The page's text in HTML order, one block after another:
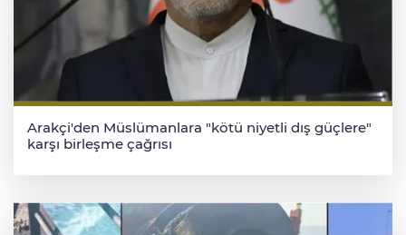
Arakçi'den Müslümanlara "kötü niyetli dış güçlere"
karşı birleşme çağrısı